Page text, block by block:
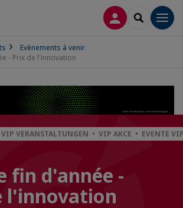
CONNEXION
Evènements à venir
- Prix de l'innovation
VERANSTALTUNGEN • VIP AKCE •
fin d'année -
l'innovation